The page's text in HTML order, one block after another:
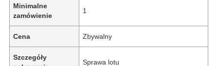
Minimalne
zamówienie
1
Cena Zbywalny
Szczegóły
Sprawa lotu